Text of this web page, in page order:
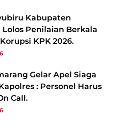
Kabupaten
Lolos Penilaian Berkala
KPK 2026.
Gelar Apel Siaga
: Personel Harus
Call.